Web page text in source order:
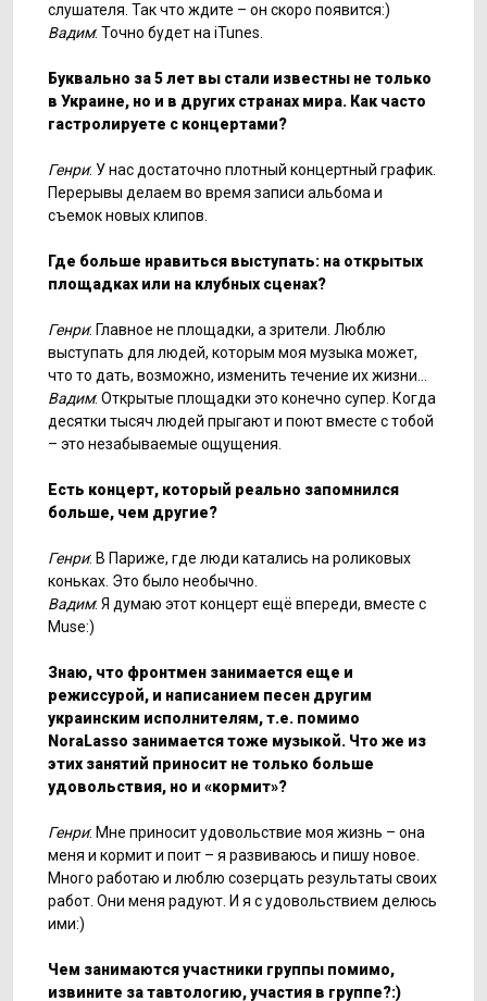
слушателя. Так что ждите – он скоро появится:)
Вадим: Точно будет на iTunes.
Буквально за 5 лет вы стали известны не только
в Украине, но и в других странах мира. Как часто
гастролируете с концертами?
Генри: У нас достаточно плотный концертный график.
Перерывы делаем во время записи альбома и
съемок новых клипов.
Где больше нравиться выступать: на открытых
площадках или на клубных сценах?
Генри: Главное не площадки, а зрители. Люблю
выступать для людей, которым моя музыка может,
что то дать, возможно, изменить течение их жизни…
Вадим: Открытые площадки это конечно супер. Когда
десятки тысяч людей прыгают и поют вместе с тобой
– это незабываемые ощущения.
Есть концерт, который реально запомнился
больше, чем другие?
Генри: В Париже, где люди катались на роликовых
коньках. Это было необычно.
Вадим: Я думаю этот концерт ещё впереди, вместе с
Muse:)
Знаю, что фронтмен занимается еще и
режиссурой, и написанием песен другим
украинским исполнителям, т.е. помимо
NoraLasso занимается тоже музыкой. Что же из
этих занятий приносит не только больше
удовольствия, но и «кормит»?
Генри: Мне приносит удовольствие моя жизнь – она
меня и кормит и поит – я развиваюсь и пишу новое.
Много работаю и люблю созерцать результаты своих
работ. Они меня радуют. И я с удовольствием делюсь
ими:)
Чем занимаются участники группы помимо,
извините за тавтологию, участия в группе?:)